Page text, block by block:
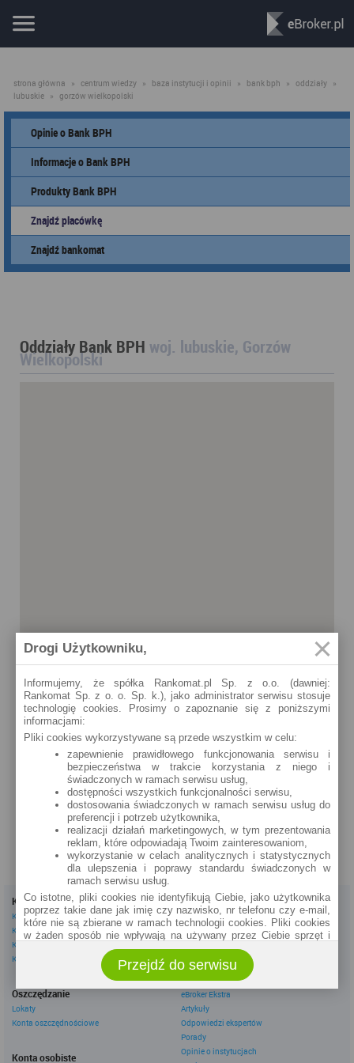
strona główna » centrum wiedzy » baza instytucji i opinii » bank bph » oddziały »
lubuskie » gorzów wielkopolski
Opinie o Bank BPH
Informacje o Bank BPH
Produkty Bank BPH
Znajdź placówkę
Znajdź bankomat
Oddziały Bank BPH woj. lubuskie, Gorzów
Wielkopolski
Gorzów Wielkopolski
Mostowa 12
zobacz na mapie »
Gorzów Wielkopolski
zobacz na mapie »
Gorzów Wielkopolski
Ignacego Mościckiego 6
zobacz na mapie »
Kredyty
Kredyty gotówkowe
Kredyty hipoteczne
Kredyty konsolidacyjne
Kredyty na samochód
Oszczędzanie
Lokaty
Konta oszczędnościowe
Konta osobiste
Dla firm
Kredyty firmowe
Konta firmowe
Inne
eBroker Ekstra
Artykuły
Odpowiedzi ekspertów
Porady
Opinie o instytucjach
Drogi Użytkowniku,
Informujemy, że spółka Rankomat.pl Sp. z o.o. (dawniej:
Rankomat Sp. z o. o. Sp. k.), jako administrator serwisu stosuje
technologię cookies. Prosimy o zapoznanie się z poniższymi
informacjami:
Pliki cookies wykorzystywane są przede wszystkim w celu:
zapewnienie prawidłowego funkcjonowania serwisu i
bezpieczeństwa w trakcie korzystania z niego i
świadczonych w ramach serwisu usług,
dostępności wszystkich funkcjonalności serwisu,
dostosowania świadczonych w ramach serwisu usług do
preferencji i potrzeb użytkownika,
realizacji działań marketingowych, w tym prezentowania
reklam, które odpowiadają Twoim zainteresowaniom,
wykorzystanie w celach analitycznych i statystycznych
dla ulepszenia i poprawy standardu świadczonych w
ramach serwisu usług.
Co istotne, pliki cookies nie identyfikują Ciebie, jako użytkownika
poprzez takie dane jak imię czy nazwisko, nr telefonu czy e-mail,
które nie są zbierane w ramach technologii cookies. Pliki cookies
w żaden sposób nie wpływają na używany przez Ciebie sprzęt i
Zakres wykorzystywania plików cookies możliwy jest do
określenia w ustawieniach przeglądarki każdego użytkownika. Bez
wprowadzenia zmian ustawień, informacje w plikach cookies mogą
być zapisywane w pamięci Twojego urządzenia.
Administratorem danych pozyskiwanych w technologii cookies jest
spółka Rankomat.pl Sp. z o.o. (dawniej: Rankomat Sp. z o. o. Sp.
k.) z siedzibą w Warszawie, ul. Wolska 88, 01 - 141 Warszawa.
Możesz jako użytkownik w każdym czasie skontaktować się z
Przejdź do serwisu